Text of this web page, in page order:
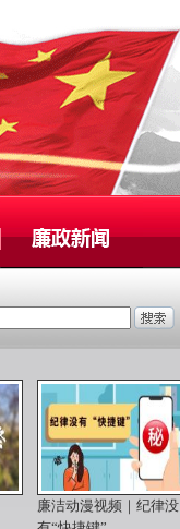
廉洁动漫视频｜纪律没